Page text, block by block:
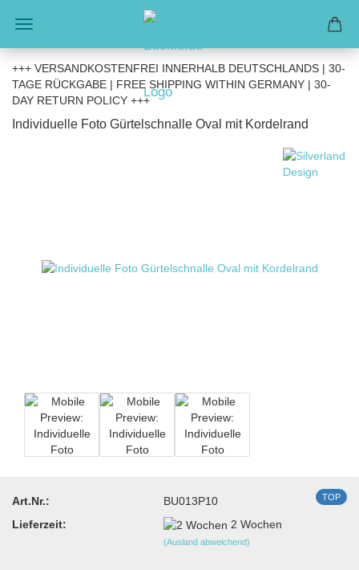
+++ VERSANDKOSTENFREI INNERHALB DEUTSCHLANDS | 30-
TAGE RÜCKGABE | FREE SHIPPING WITHIN GERMANY | 30-
DAY RETURN POLICY +++
Individuelle Foto Gürtelschnalle Oval mit Kordelrand
TOP
Art.Nr.:
BU013P10
Lieferzeit:
2 Wochen
(Ausland abweichend)